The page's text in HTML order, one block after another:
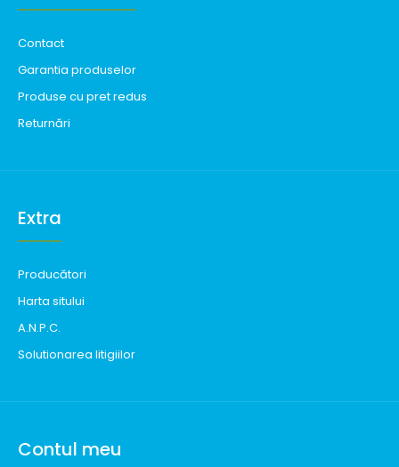
Contact
Garantia produselor
Produse cu pret redus
Returnări
Extra
Producători
Harta sitului
A.N.P.C.
Solutionarea litigiilor
Contul meu